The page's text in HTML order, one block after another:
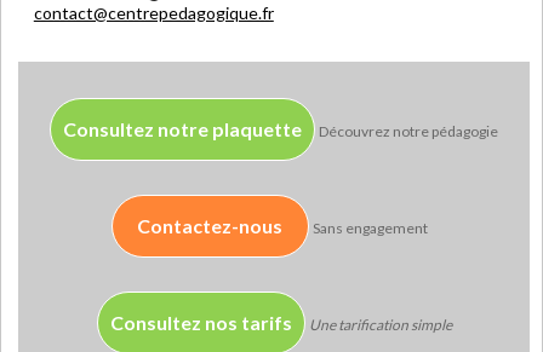
contact@centrepedagogique.fr
Consultez notre plaquette Découvrez notre pédagogie
Contactez-nous Sans engagement
Consultez nos tarifs Une tarification simple